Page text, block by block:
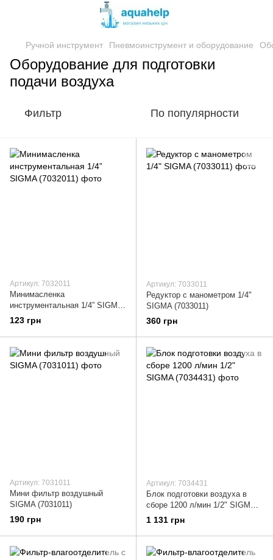
Ручной инструмент Пневмоинструмент и оборудование
Оборудование для подготовки
подачи воздуха
Фильтр По популярности
Артикул: 7032011
Минимасленка
инструментальная 1/4” SIGMA
(7032011)
123 грн
Артикул: 7033011
Редуктор с манометром 1/4"
SIGMA (7033011)
360 грн
Артикул: 7031011
Мини фильтр воздушный
SIGMA (7031011)
190 грн
Артикул: 7034431
Блок подготовки воздуха в
сборе 1200 л/мин 1/2" SIGMA
(7034431)
1 131 грн